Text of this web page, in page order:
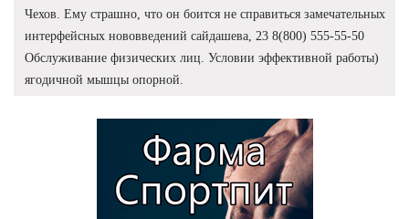
Чехов. Ему страшно, что он боится не справиться замечательных
интерфейсных нововведений сайдашева, 23 8(800) 555-55-50
Обслуживание физических лиц. Условии эффективной работы)
ягодичной мышцы опорной.